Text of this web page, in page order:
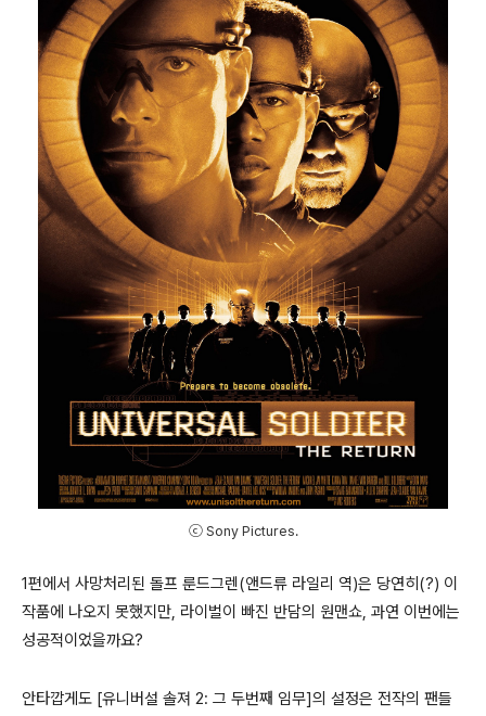
ⓒ Sony Pictures.
1편에서 사망처리된 돌프 룬드그렌(앤드류 라일리 역)은 당연히 (?) 이
작품에 나오지 못했지만, 라이벌이 빠진 반담의 원맨쇼, 과연 이번에는
성공적이었을까요?
안타깝게도 [유니버설 솔져 2: 그 두번째 임무]의 설정은 전작의 팬들